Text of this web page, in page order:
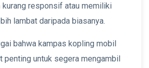
kurang responsif atau memiliki
lambat daripada biasanya.
bahwa kampas kopling mobil
penting untuk segera mengambil